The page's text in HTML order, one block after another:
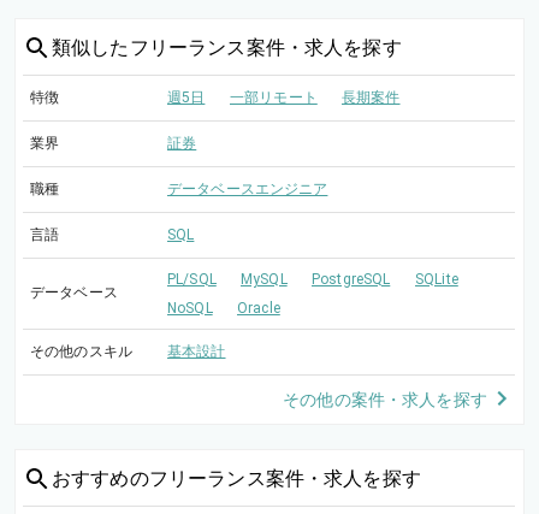
類似した フリーランス案件・求人を探す
特徴 週5日 一部リモート 長期案件
業界 証券
職種 データベースエンジニア
言語 SQL
データベース
PL/SQL MySQL PostgreSQL
SQLite
NoSQL
Oracle
その他のスキル 基本設計
その他の案件・求人を探す
おすすめのフリーランス案件・求人を探す